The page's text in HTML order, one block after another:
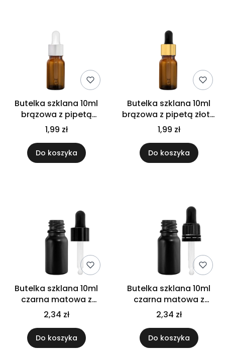
Butelka szklana 10ml
brązowa z pipetą
srebrną
1,99 zł
Do koszyka
Butelka szklana 10ml
brązowa z pipetą złoto
czarną
1,99 zł
Do koszyka
Butelka szklana 10ml
czarna matowa z
pipetą czarną
2,34 zł
Do koszyka
Butelka szklana 10ml
czarna matowa z
pipetą gwarancyjną
2,34 zł
Do koszyka